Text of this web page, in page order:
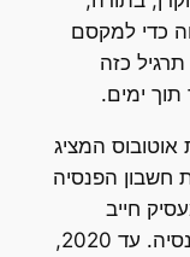
למקסם
כזה
ימים.
המציג
הפנסיה
חייב
להפריש 9.25% מלמעלה לטובת פנסיה. עד 2020,